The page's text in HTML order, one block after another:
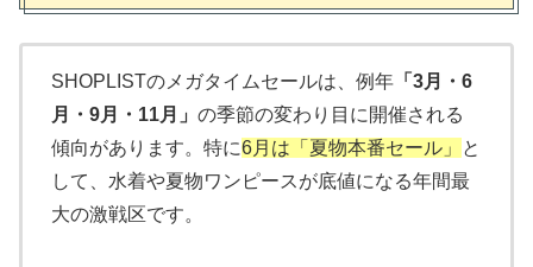
SHOPLISTのメガタイムセールは、例年 「3月・6
月・9月・11月」 の季節の変わり目に開催される
傾向があります。特に6月は「夏物本番セール」
と
して、水着や夏物ワンピースが底値になる年間最
大の激戦区です。